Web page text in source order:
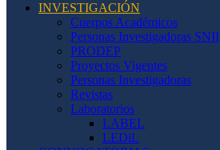
INVESTIGACIÓN
Cuerpos Académicos
Personas Investigadoras SNII
PRODEP
Proyectos Vigentes
Personas Investigadoras
Revistas
Laboratorios
LABEL
LEDiL